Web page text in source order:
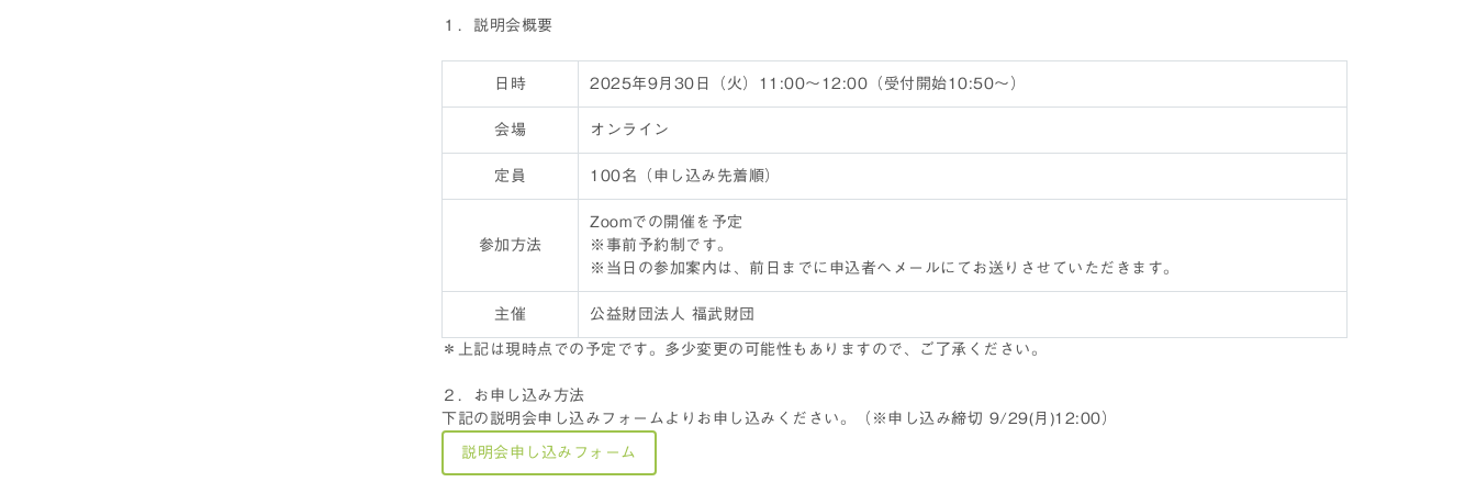
１．説明会概要
日時 2025年9月30日（火）11:00～12:00（受付開始10:50～）
会場 オンライン
定員 100名（申し込み先着順）
参加方法
Zoomでの開催を予定
※事前予約制です。
※当日の参加案内は、前日までに申込者へメールにてお送りさせていただきます。
主催 公益財団法人 福武財団
＊上記は現時点での予定です。多少変更の可能性もありますので、ご了承ください。
２．お申し込み方法
下記の説明会申し込みフォームよりお申し込みください。（※申し込み締切 9/29(月)12:00）
説明会申し込みフォーム